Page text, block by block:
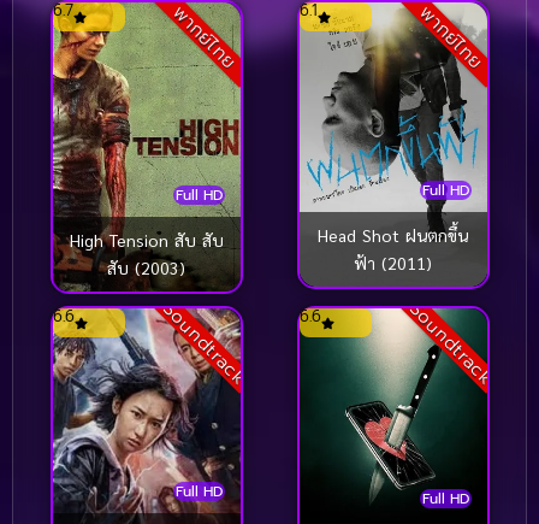
พากย์ไทย
Full HD
6.7
High Tension สับ สับ
สับ (2003)
พากย์ไทย
Full HD
6.1
Head Shot ฝนตกขึ้น
ฟ้า (2011)
Soundtrack
Full HD
6.6 Soundtrack
Full HD
6.6